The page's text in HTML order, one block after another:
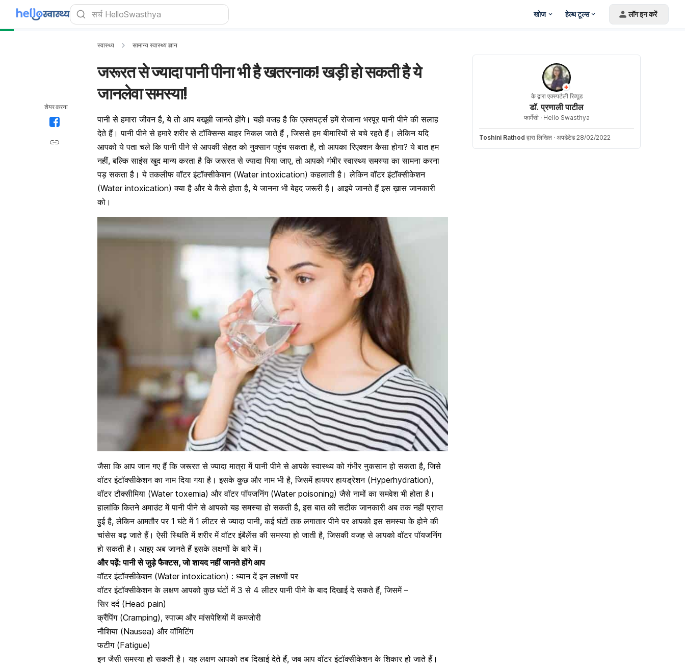
खोज हेल्थ टूल्स लॉग इन करें
शेयर करना
स्वास्थ्य सामान्य स्वास्थ्य ज्ञान
जरूरत से ज्यादा पानी पीना भी है खतरनाक! खड़ी हो सकती है ये
जानलेवा समस्या!
पानी से हमारा जीवन है, ये तो आप बखूबी जानते होंगे। यही वजह है कि एक्सपर्ट्स हमें रोजाना भरपूर पानी पीने की सलाह
देते हैं। पानी पीने से हमारे शरीर से टॉक्सिन्स बाहर निकल जाते हैं , जिससे हम बीमारियों से बचे रहते हैं। लेकिन यदि
आपको ये पता चले कि पानी पीने से आपकी सेहत को नुक्सान पहुंच सकता है, तो आपका रिएक्शन कैसा होगा? ये बात हम
नहीं, बल्कि साइंस खुद मान्य करता है कि जरूरत से ज्यादा पिया जाए, तो आपको गंभीर स्वास्थ्य समस्या का सामना करना
पड़ सकता है। ये तकलीफ वॉटर इंटॉक्सीकेशन (Water intoxication) कहलाती है। लेकिन वॉटर इंटॉक्सीकेशन
(Water intoxication) क्या है और ये कैसे होता है, ये जानना भी बेहद जरूरी है। आइये जानते हैं इस ख़ास जानकारी
को।
जैसा कि आप जान गए हैं कि जरूरत से ज्यादा मात्रा में पानी पीने से आपके स्वास्थ्य को गंभीर नुकसान हो सकता है, जिसे
वॉटर इंटॉक्सीकेशन का नाम दिया गया है। इसके कुछ और नाम भी है, जिसमें हायपर हायड्रेशन (Hyperhydration),
वॉटर टौक्सीमिया (Water toxemia) और वॉटर पॉयजनिंग (Water poisoning) जैसे नामों का समवेश भी होता है।
हालांकि कितने अमाउंट में पानी पीने से आपको यह समस्या हो सकती है, इस बात की सटीक जानकारी अब तक नहीं प्राप्त
हुई है, लेकिन आमतौर पर 1 घंटे में 1 लीटर से ज्यादा पानी, कई घंटों तक लगातार पीने पर आपको इस समस्या के होने की
चांसेस बढ़ जाते हैं। ऐसी स्थिति में शरीर में वॉटर इंबैलेंस की समस्या हो जाती है, जिसकी वजह से आपको वॉटर पॉयजनिंग
हो सकती है। आइए अब जानते हैं इसके लक्षणों के बारे में।
और पढ़ें:पानी से जुड़े फैक्टस, जो शायद नहीं जानते होंगे आप
वॉटर इंटॉक्सीकेशन (Water intoxication) : ध्यान दें इन लक्षणों पर
वॉटर इंटॉक्सीकेशन के लक्षण आपको कुछ घंटों में 3 से 4 लीटर पानी पीने के बाद दिखाई दे सकते हैं, जिसमें –
सिर दर्द(Head pain)
क्रैंपिंग(Cramping), स्पाज्म और मांसपेशियों में कमजोरी
नौशिया (Nausea) और वॉमिटिंग
फटीग (Fatigue)
इन जैसी समस्या हो सकती है। यह लक्षण आपको तब दिखाई देते हैं, जब आप वॉटर इंटॉक्सीकेशन के शिकार हो जाते हैं।
के द्वारा एक्स्पर्टली रिव्यूड
डॉ. प्रणाली पाटील
फार्मेसी · Hello Swasthya
Toshini Rathod द्वारा लिखित · अपडेटेड 28/02/2022